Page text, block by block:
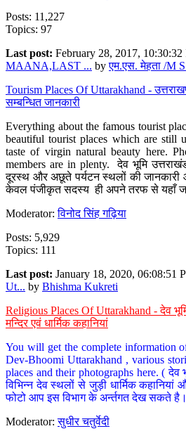
Posts: 11,227
Topics: 97
Last post: February 28, 2017, 10:30:32
MAANA,LAST ... byएम.एस. मेहता /M
Tourism Places Of Uttarakhand -
सम्बन्धित जानकारी
Everything about the famous tourist
beautiful tourist places which are still
taste of virgin natural beauty here.
members are in plenty. देव भूमि
दूरस्थ और अछूते पर्यटन स्थलों की
केवल पंजीकृत सदस्य ही अपने तरफ से यहाँ
Moderator:विनोद सिंह गढ़िया
Posts: 5,929
Topics: 111
Last post: January 18, 2020, 06:08:51
Ut... by Bhishma Kukreti
Religious Places Of Uttarakhand - देव
मन्दिर एवं धार्मिक कहानियां
You will get the complete information
Dev-Bhoomi Uttarakhand , various
places and their photographs here. ( देव
विभिन्न देव स्थलों से जुड़ी धार्मिक
फोटो आप इस विभाग के अर्न्तगत देख सकते
Moderator:सुधीर चतुर्वेदी